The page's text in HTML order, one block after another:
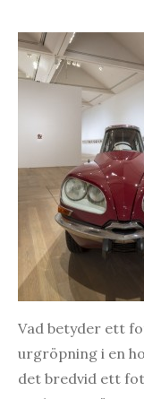
Vad betyder ett
urgröpning i en
det bredvid ett